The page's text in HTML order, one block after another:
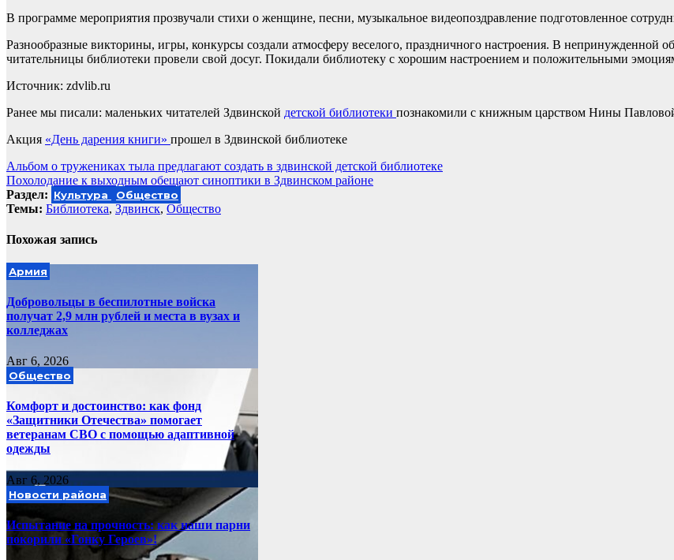
В программе мероприятия прозвучали стихи о женщине, песни, музыкальное видеопоздравление подготовленное
Разнообразные викторины, игры, конкурсы создали атмосферу веселого, праздничного настроения. В непринужденной
читательницы библиотеки провели свой досуг. Покидали библиотеку с хорошим настроением и положительными
Источник: zdvlib.ru
Ранее мы писали: маленьких читателей Здвинской детской библиотеки познакомили с книжным царством Нины
Акция «День дарения книги» прошел в Здвинской библиотеке
Навигация
по
записям
Альбом о тружениках тыла предлагают создать в здвинской детской библиотеке
Похолодание к выходным обещают синоптики в Здвинском районе
Раздел: Культура Общество
Темы: Библиотека, Здвинск, Общество
Похожая запись
Армия
Добровольцы в беспилотные войска
получат 2,9 млн рублей и места в вузах и
колледжах
Авг 6, 2026
Общество
Комфорт и достоинство: как фонд
«Защитники Отечества» помогает
ветеранам СВО с помощью адаптивной
одежды
Авг 6, 2026
Новости района
Испытание на прочность: как наши парни
покорили «Гонку Героев»!